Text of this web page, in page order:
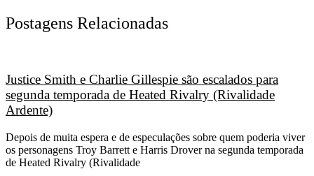
Postagens Relacionadas
Justice Smith e Charlie Gillespie são escalados para
segunda temporada de Heated Rivalry (Rivalidade
Ardente)
Depois de muita espera e de especulações sobre quem poderia viver
os personagens Troy Barrett e Harris Drover na segunda temporada
de Heated Rivalry (Rivalidade